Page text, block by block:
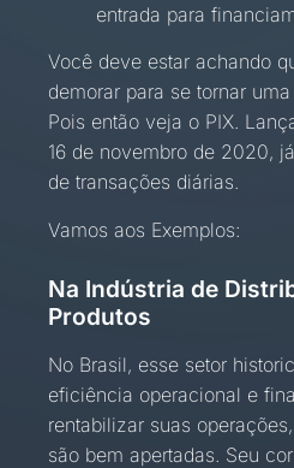
entrada para
Você deve estar achando
demorar para se tornar
Pois então veja o PIX.
16 de novembro de 2020,
de transações diárias.
Vamos aos Exemplos:
Na Indústria de
Produtos
No Brasil, esse setor
eficiência operacional e
rentabilizar suas
são bem apertadas. Seu